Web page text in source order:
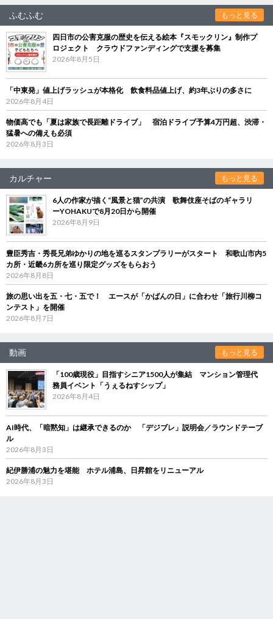
ふむふむ もっと見る
四日市の公害克服の歴史を伝える絵本『スモックリン』制作プ
ロジェクト クラウドファンディングで支援を募集
2026年8月5日
「中東発」値上げラッシュが本格化 飲食料品値上げ、約3年ぶりの多さに
2026年8月4日
物価高でも「夏は家族で長距離ドライブ」 宿泊ドライブ予算4万円超、渋滞・
猛暑への備えも必須
2026年8月3日
カルチャー もっと見る
6人の作家が描く“風景と猫”の共演 歌舞伎座そばのギャラリ
ーYOHAKUで8月20日から開催
2026年8月9日
豊臣秀吉・秀長兄弟ゆかりの地を巡るスタンプラリーがスタート 和歌山市内5
カ所・近畿6カ所を巡り限定グッズをもらおう
2026年8月8日
旅の思い出を五・七・五で！ エースが「かばんの日」に合わせ「旅行川柳コ
ンテスト」を開催
2026年8月7日
動画 もっと見る
「100歳現役」目指すシニア1500人が集結 マンション管理代
務員イベント「うぇるねすシップ」
2026年8月4日
AI時代、「暗黙知」は継承できるのか 「デジブレ」説明会／ラウンドテーブ
ル
2026年8月3日
紀伊勝浦の魅力を堪能 ホテル浦島、日昇館をリニューアル
2026年8月3日